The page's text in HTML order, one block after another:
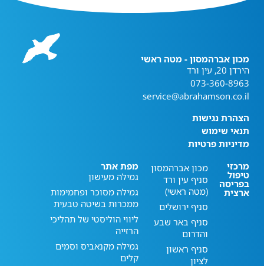
מכון אברהמסון - מטה ראשי
הירדן 20, עין ורד
073-360-8963
service@abrahamson.co.il
הצהרת נגישות
תנאי שימוש
מדיניות פרטיות
מרכזי
טיפול
בפריסה
ארצית
מכון אברהמסון
סניף עין ורד
(מטה ראשי)
סניף ירושלים
סניף באר שבע
והדרום
סניף ראשון
לציון
מפת אתר
גמילה מעישון
גמילה מסוכר ופחמימות
ממכרות בשיטה טבעית
ליווי הוליסטי של תהליכי
הרזייה
גמילה מקנאביס וסמים
קלים